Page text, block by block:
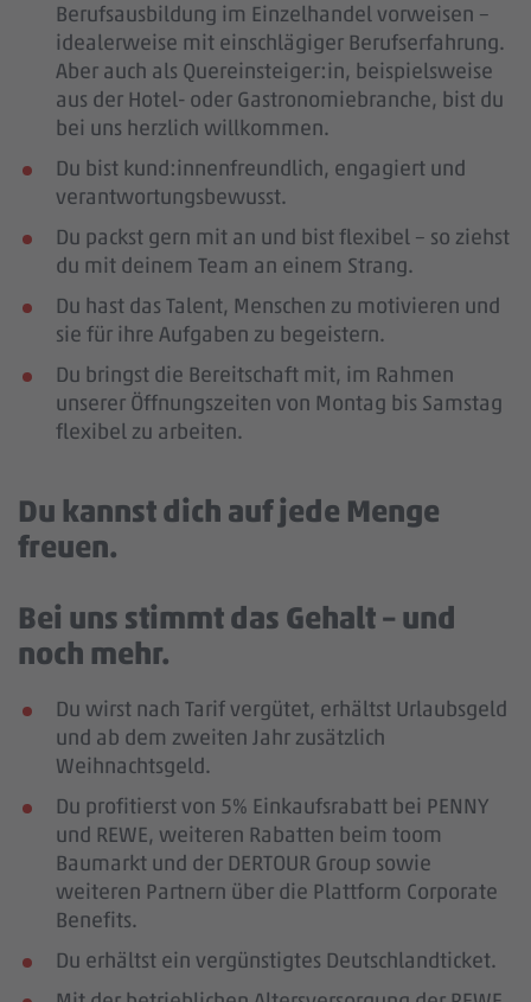
Berufsausbildung im Einzelhandel vorweisen –
idealerweise mit einschlägiger Berufserfahrung.
Aber auch als Quereinsteiger:in, beispielsweise
aus der Hotel- oder Gastronomiebranche, bist du
bei uns herzlich willkommen.
Du bist kund:innenfreundlich, engagiert und
verantwortungsbewusst.
Du packst gern mit an und bist flexibel – so ziehst
du mit deinem Team an einem Strang.
Du hast das Talent, Menschen zu motivieren und
sie für ihre Aufgaben zu begeistern.
Du bringst die Bereitschaft mit, im Rahmen
unserer Öffnungszeiten von Montag bis Samstag
flexibel zu arbeiten.
Du kannst dich auf jede Menge
freuen.
Bei uns stimmt das Gehalt – und
noch mehr.
Du wirst nach Tarif vergütet, erhältst Urlaubsgeld
und ab dem zweiten Jahr zusätzlich
Weihnachtsgeld.
Du profitierst von 5% Einkaufsrabatt bei PENNY
und REWE, weiteren Rabatten beim toom
Baumarkt und der DERTOUR Group sowie
weiteren Partnern über die Plattform Corporate
Benefits.
Du erhältst ein vergünstigtes Deutschlandticket.